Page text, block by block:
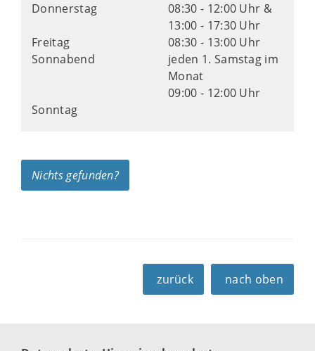
Donnerstag
08:30 - 12:00 Uhr &
13:00 - 17:30 Uhr
Freitag
08:30 - 13:00 Uhr
Sonnabend
jeden 1. Samstag im
Monat
09:00 - 12:00 Uhr
Sonntag
Nichts gefunden?
zurück nach oben